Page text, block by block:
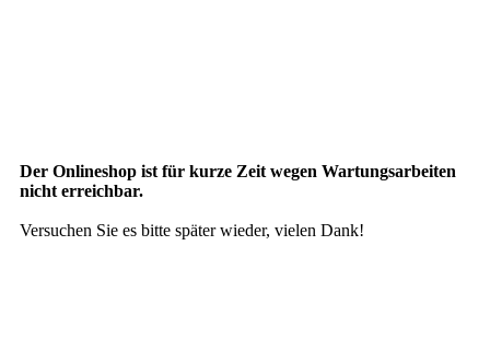
Der Onlineshop ist für kurze Zeit wegen Wartungsarbeiten
nicht erreichbar.
Versuchen Sie es bitte später wieder, vielen Dank!